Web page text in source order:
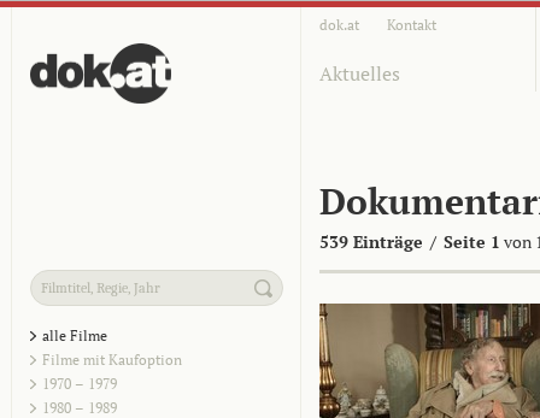
dok.at Kontakt
Aktuelles
539 Einträge / Seite 1 von
alle Filme
Filme mit Kaufoption
1970 – 1979
1980 – 1989